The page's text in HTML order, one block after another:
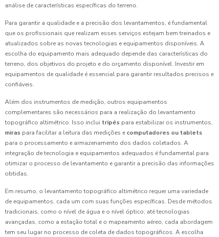
análise de características específicas do terreno.
Para garantir a qualidade e a precisão dos levantamentos, é fundamental
que os profissionais que realizam esses serviços estejam bem treinados e
atualizados sobre as novas tecnologias e equipamentos disponíveis. A
escolha do equipamento mais adequado depende das características do
terreno, dos objetivos do projeto e do orçamento disponível. Investir em
equipamentos de qualidade é essencial para garantir resultados precisos e
confiáveis.
Além dos instrumentos de medição, outros equipamentos
complementares são necessários para a realização do levantamento
topográfico altimétrico. Isso inclui tripés para estabilizar os instrumentos,
miras para facilitar a leitura das medições e computadores ou tablets
para o processamento e armazenamento dos dados coletados. A
integração de tecnologia e equipamentos adequados é fundamental para
otimizar o processo de levantamento e garantir a precisão das informações
obtidas.
Em resumo, o levantamento topográfico altimétrico requer uma variedade
de equipamentos, cada um com suas funções específicas. Desde métodos
tradicionais, como o nível de água e o nível óptico, até tecnologias
avançadas, como a estação total e o mapeamento aéreo, cada abordagem
tem seu lugar no processo de coleta de dados topográficos. A escolha